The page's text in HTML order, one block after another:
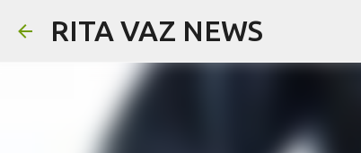
RITA VAZ NEWS